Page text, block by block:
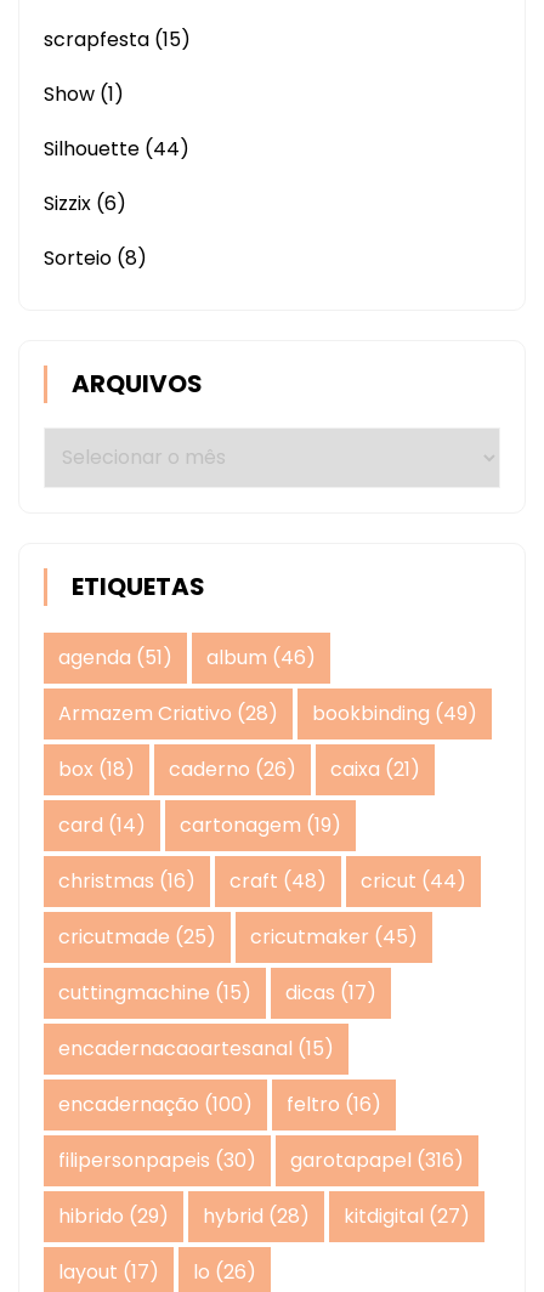
scrapfesta (15)
Show (1)
Silhouette (44)
Sizzix (6)
Sorteio (8)
ARQUIVOS
Arquivos
ETIQUETAS
agenda (51) album (46)
Armazem Criativo (28) bookbinding (49)
box (18) caderno (26) caixa (21)
card (14) cartonagem (19)
christmas (16) craft (48) cricut (44)
cricutmade (25) cricutmaker (45)
cuttingmachine (15) dicas (17)
encadernacaoartesanal (15)
encadernação (100) feltro (16)
filipersonpapeis (30) garotapapel (316)
hibrido (29) hybrid (28) kitdigital (27)
layout (17) lo (26)